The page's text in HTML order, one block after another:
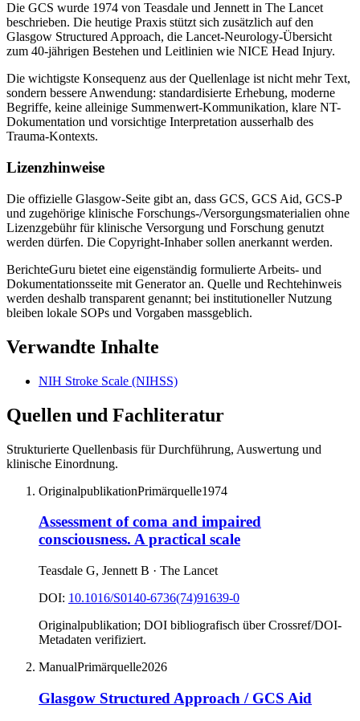
Die GCS wurde 1974 von Teasdale und Jennett in The Lancet
beschrieben. Die heutige Praxis stützt sich zusätzlich auf den
Glasgow Structured Approach, die Lancet-Neurology-Übersicht
zum 40-jährigen Bestehen und Leitlinien wie NICE Head Injury.
Die wichtigste Konsequenz aus der Quellenlage ist nicht mehr Text,
sondern bessere Anwendung: standardisierte Erhebung, moderne
Begriffe, keine alleinige Summenwert-Kommunikation, klare NT-
Dokumentation und vorsichtige Interpretation ausserhalb des
Trauma-Kontexts.
Lizenzhinweise
Die offizielle Glasgow-Seite gibt an, dass GCS, GCS Aid, GCS-P
und zugehörige klinische Forschungs-/Versorgungsmaterialien ohne
Lizenzgebühr für klinische Versorgung und Forschung genutzt
werden dürfen. Die Copyright-Inhaber sollen anerkannt werden.
BerichteGuru bietet eine eigenständig formulierte Arbeits- und
Dokumentationsseite mit Generator an. Quelle und Rechtehinweis
werden deshalb transparent genannt; bei institutioneller Nutzung
bleiben lokale SOPs und Vorgaben massgeblich.
Verwandte Inhalte
NIH Stroke Scale (NIHSS)
Quellen und Fachliteratur
Strukturierte Quellenbasis für Durchführung, Auswertung und
klinische Einordnung.
OriginalpublikationPrimärquelle1974
Assessment of coma and impaired
consciousness. A practical scale
Teasdale G, Jennett B · The Lancet
DOI: 10.1016/S0140-6736(74)91639-0
Originalpublikation; DOI bibliografisch über Crossref/DOI-
Metadaten verifiziert.
ManualPrimärquelle2026
Glasgow Structured Approach / GCS Aid